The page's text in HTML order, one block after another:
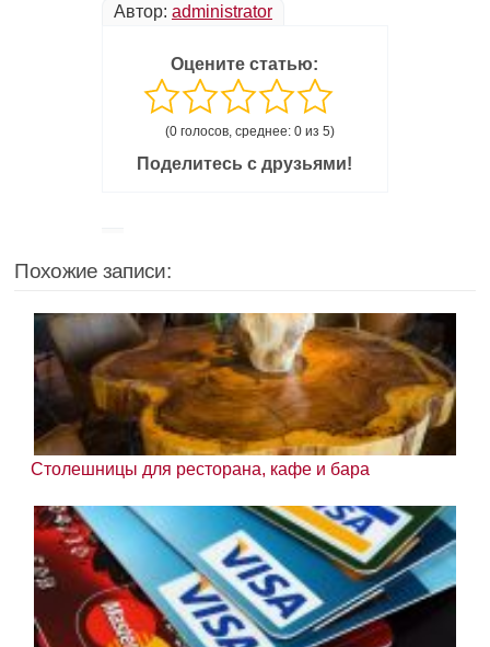
Автор: administrator
Оцените статью:
(0 голосов, среднее: 0 из 5)
Поделитесь с друзьями!
Похожие записи:
Столешницы для ресторана, кафе и бара